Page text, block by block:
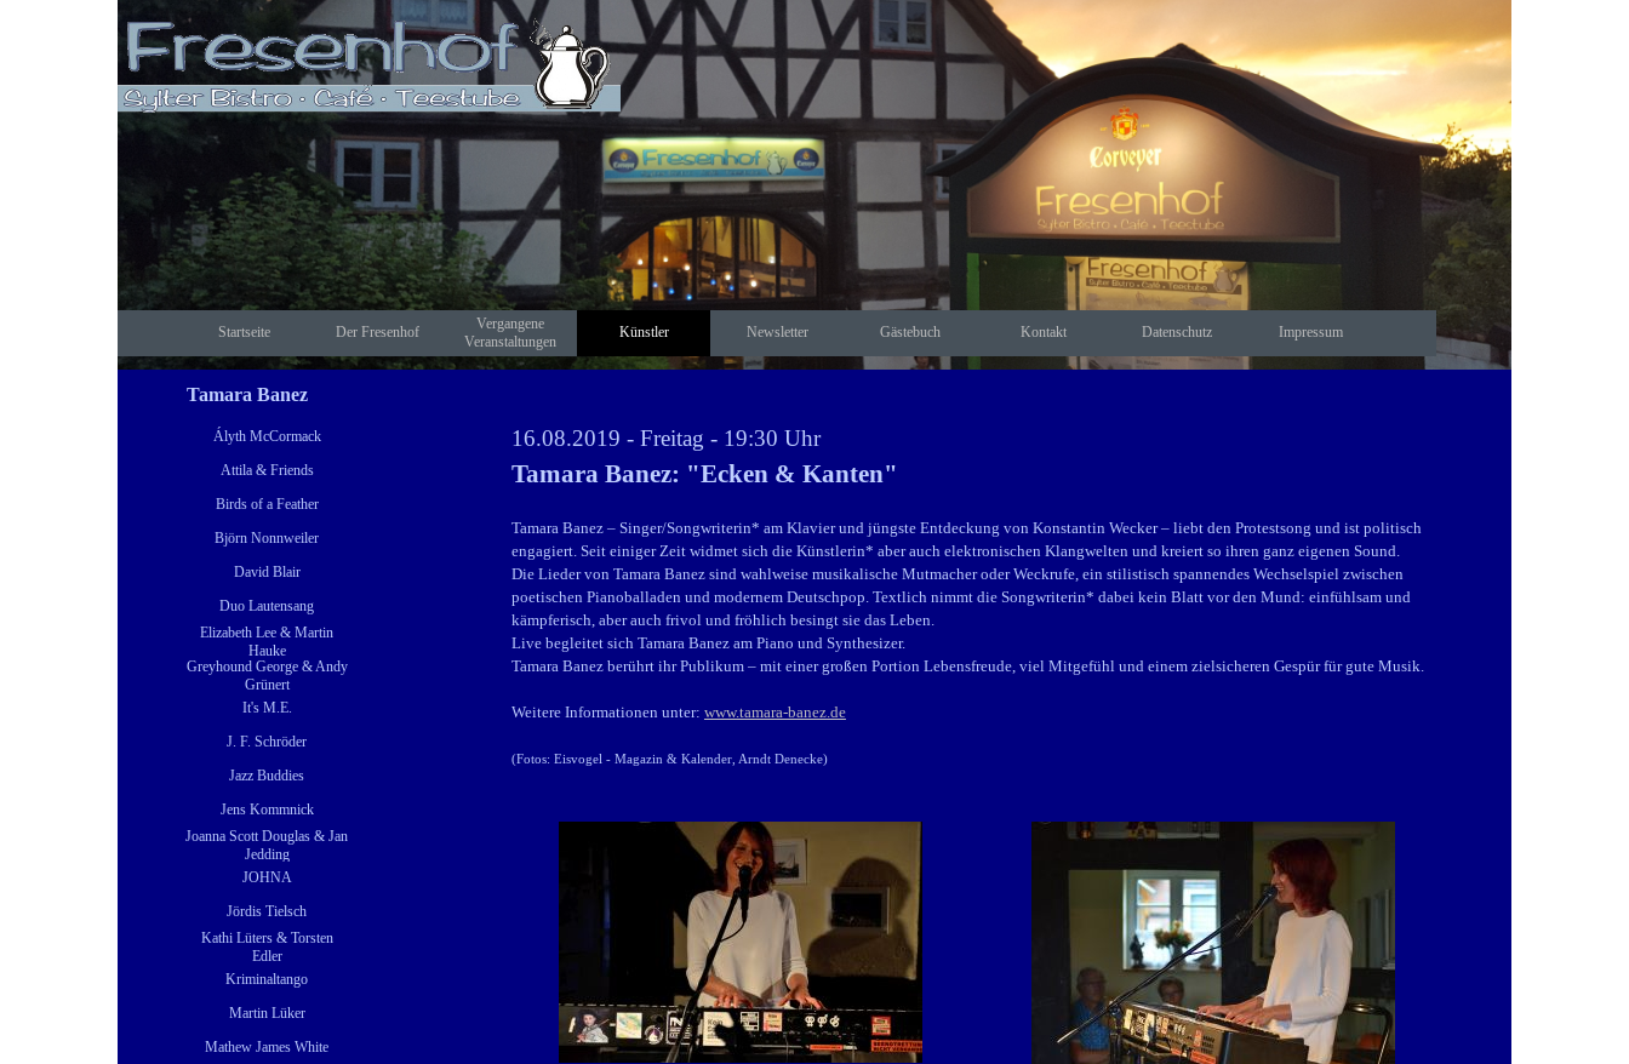
Direkt zum Seiteninhalt
Startseite Der Fresenhof ▼
Vergangene
Veranstaltungen
Künstler ▼
Newsletter Gästebuch Kontakt Datenschutz Impressum
Tamara Banez
Ályth McCormack
Attila & Friends
Birds of a Feather
Björn Nonnweiler
David Blair
Duo Lautensang
Elizabeth Lee & Martin
Hauke
Greyhound George & Andy
Grünert
It's M.E.
J. F. Schröder
Jazz Buddies
Jens Kommnick
Joanna Scott Douglas & Jan
Jedding
JOHNA
Jördis Tielsch
Kathi Lüters & Torsten
Edler
Kriminaltango
Martin Lüker
Mathew James White
16.08.2019 - Freitag - 19:30 Uhr
Tamara Banez: "Ecken & Kanten"
Tamara Banez – Singer/Songwriterin* am Klavier und jüngste Entdeckung von Konstantin Wecker – liebt den Protestsong und ist politisch
engagiert. Seit einiger Zeit widmet sich die Künstlerin* aber auch elektronischen Klangwelten und kreiert so ihren ganz eigenen Sound.
Die Lieder von Tamara Banez sind wahlweise musikalische Mutmacher oder Weckrufe, ein stilistisch spannendes Wechselspiel zwischen
poetischen Pianoballaden und modernem Deutschpop. Textlich nimmt die Songwriterin* dabei kein Blatt vor den Mund: einfühlsam und
kämpferisch, aber auch frivol und fröhlich besingt sie das Leben.
Live begleitet sich Tamara Banez am Piano und Synthesizer.
Tamara Banez berührt ihr Publikum – mit einer großen Portion Lebensfreude, viel Mitgefühl und einem zielsicheren Gespür für gute Musik.
Weitere Informationen unter: www.tamara-banez.de
(Fotos: Eisvogel - Magazin & Kalender, Arndt Denecke)